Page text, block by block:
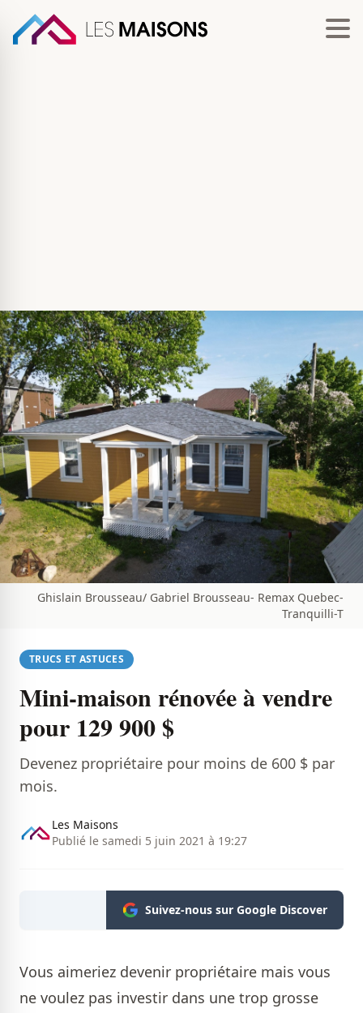
Ghislain Brousseau/ Gabriel Brousseau- Remax Quebec-
Tranquilli-T
TRUCS ET ASTUCES
Mini-maison rénovée à vendre
pour 129 900 $
Devenez propriétaire pour moins de 600 $ par
mois.
Les Maisons
Publié le samedi 5 juin 2021 à 19:27
Suivez-nous sur Google Discover
Vous aimeriez devenir propriétaire mais vous
ne voulez pas investir dans une trop grosse